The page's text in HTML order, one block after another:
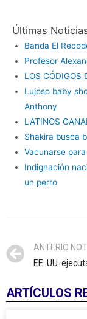
Últimas
Banda El
Profesor
LOS CÓDIGOS
Lujoso baby
Anthony
LATINOS
Shakira busca
Vacunarse
Indignación
un perro
ANTERIO
ARTÍCULOS